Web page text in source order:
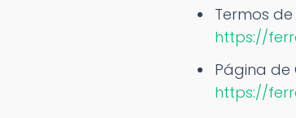
Termos de
https://
Página
https://